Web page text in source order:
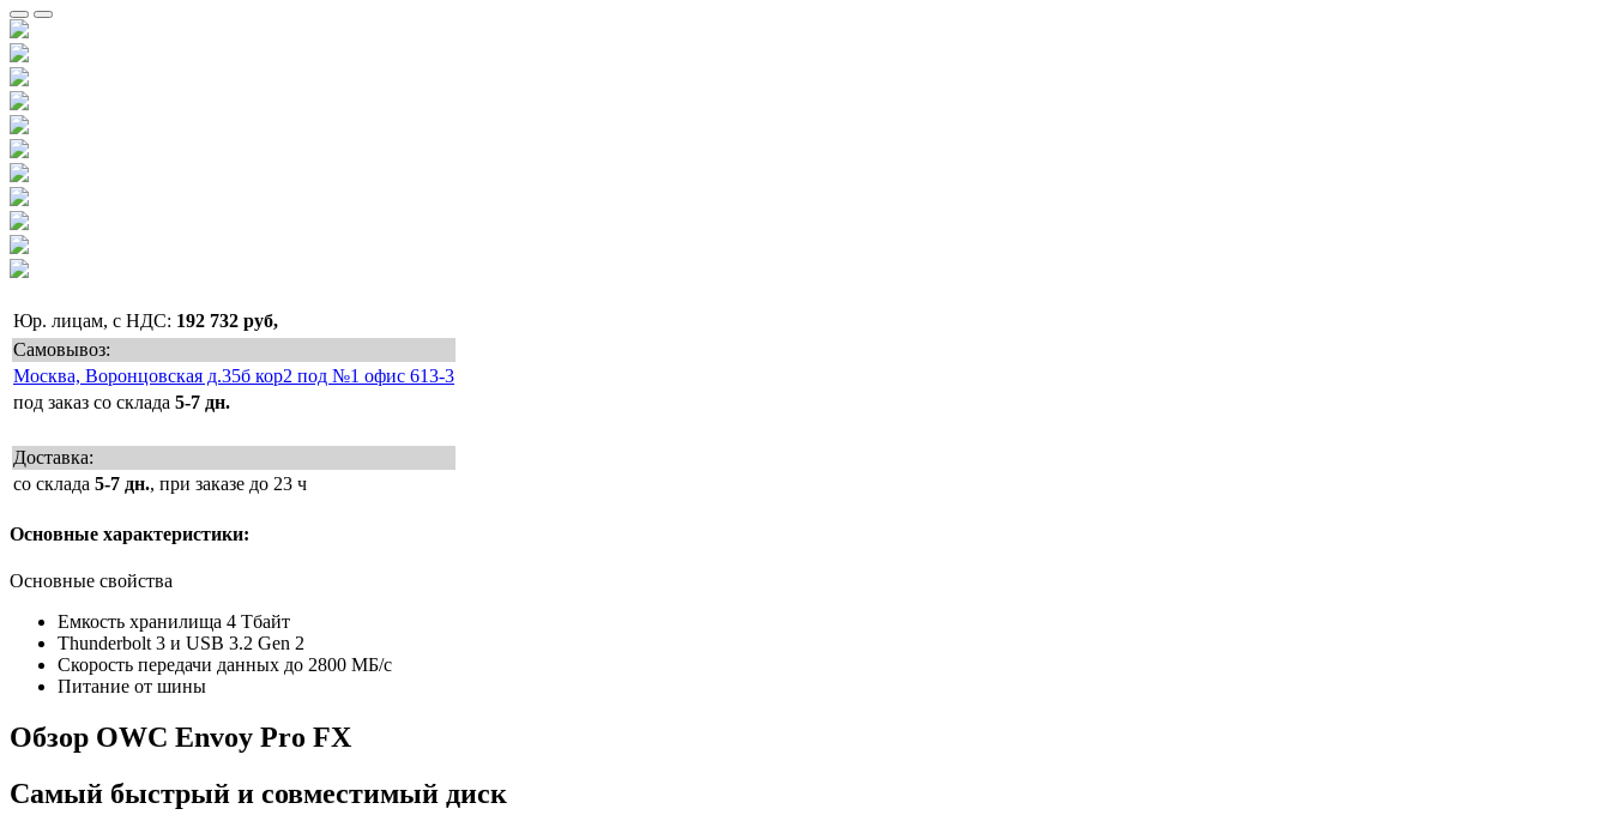
Юр. лицам, с НДС: 192 732 руб,
Самовывоз:
Москва, Воронцовская д.35б кор2 под №1 офис 613-3
под заказ со склада 5-7 дн.
Доставка:
со склада 5-7 дн., при заказе до 23 ч
Основные характеристики:
Основные свойства
Емкость хранилища 4 Тбайт
Thunderbolt 3 и USB 3.2 Gen 2
Скорость передачи данных до 2800 МБ/с
Питание от шины
Обзор OWC Envoy Pro FX
Самый быстрый и совместимый диск